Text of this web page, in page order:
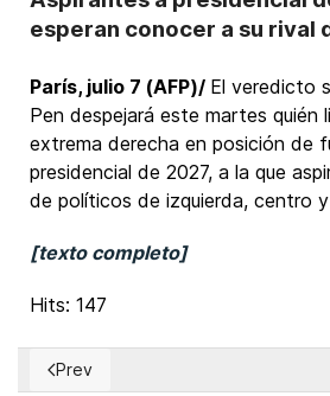
esperan conocer a su rival
París, julio 7 (AFP)/ El veredicto
Pen despejará este martes quién
extrema derecha en posición de
presidencial de 2027, a la que
de políticos de izquierda, centro
[texto completo]
Hits: 147
Previous article: Perú: Gobierno
Prev